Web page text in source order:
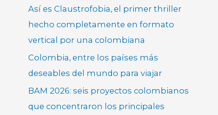
Así es Claustrofobia, el primer thriller
hecho completamente en formato
vertical por una colombiana
Colombia, entre los países más
deseables del mundo para viajar
BAM 2026: seis proyectos colombianos
que concentraron los principales